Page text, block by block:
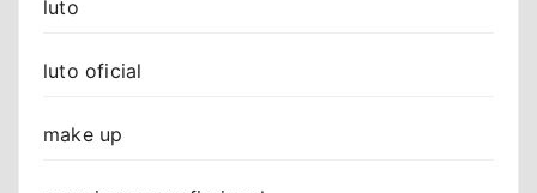
luto
luto oficial
make up